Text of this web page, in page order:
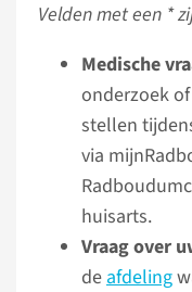
Velden met een *
Medische
onderzoek
stellen
via
huisarts.
Vraag over
deafdeling